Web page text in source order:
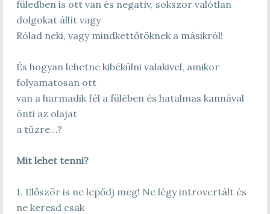
füledben is ott van és negatív, sokszor valótlan
dolgokat állít vagy
Rólad neki, vagy mindkettőtöknek a másikról!
És hogyan lehetne kibékülni valakivel, amikor
folyamatosan ott
van a harmadik fél a fülében és hatalmas kannával
önti az olajat
a tűzre…?
Mit lehet tenni?
1. Először is ne lepődj meg! Ne légy introvertált és
ne keresd csak